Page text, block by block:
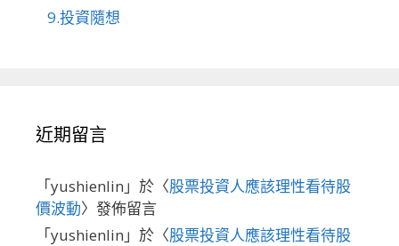
9.投資隨想
近期留言
「yushienlin 」於〈股票投資人應該理性看待股
價波動〉發佈留言
「yushienlin 」於〈股票投資人應該理性看待股